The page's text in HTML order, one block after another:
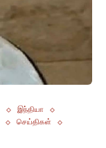
இந்தியா
செய்திகள்